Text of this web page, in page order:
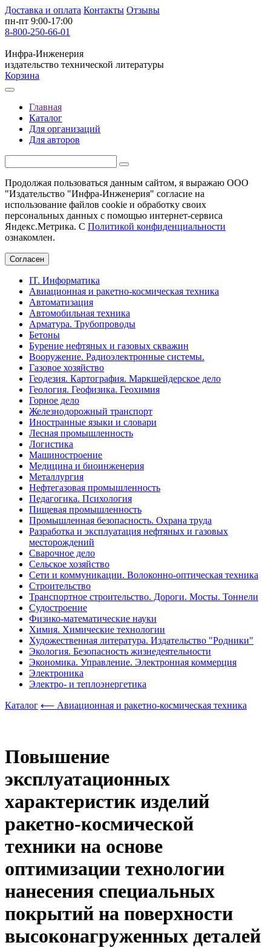
Доставка и оплата Контакты Отзывы
пн-пт 9:00-17:00
8-800-250-66-01
Инфра-Инженерия
издательство технической литературы
Корзина
Главная
Каталог
Для организаций
Для авторов
Продолжая пользоваться данным сайтом, я выражаю ООО
"Издательство "Инфра-Инженерия" согласие на
использование файлов cookie и обработку своих
персональных данных с помощью интернет-сервиса
Яндекс.Метрика. С Политикой конфиденциальности
ознакомлен.
Согласен
IT. Информатика
Авиационная и ракетно-космическая техника
Автоматизация
Автомобильная техника
Арматура. Трубопроводы
Бетоны
Бурение нефтяных и газовых скважин
Вооружение. Радиоэлектронные системы.
Газовое хозяйство
Геодезия. Картография. Маркшейдерское дело
Геология. Геофизика. Геохимия
Горное дело
Железнодорожный транспорт
Иностранные языки и словари
Лесная промышленность
Логистика
Машиностроение
Медицина и биоинженерия
Металлургия
Нефтегазовая промышленность
Педагогика. Психология
Пищевая промышленность
Промышленная безопасность. Охрана труда
Разработка и эксплуатация нефтяных и газовых
месторождений
Сварочное дело
Сельское хозяйство
Сети и коммуникации. Волоконно-оптическая техника
Строительство
Транспортное строительство. Дороги. Мосты. Тоннели
Судостроение
Физико-математические науки
Химия. Химические технологии
Художественная литература. Издательство "Родники"
Экология. Безопасность жизнедеятельности
Экономика. Управление. Электронная коммерция
Электроника
Электро- и теплоэнергетика
Каталог ⟵ Авиационная и ракетно-космическая техника
Повышение
эксплуатационных
характеристик изделий
ракетно-космической
техники на основе
оптимизации технологии
нанесения специальных
покрытий на поверхности
высоконагруженных деталей